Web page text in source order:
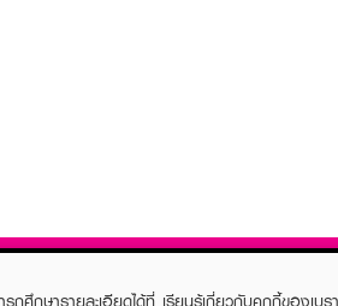
ถศึกษารายละเอียดได้ที่ เรียนรู้เกี่ยวกับคุกกี้ของเบร